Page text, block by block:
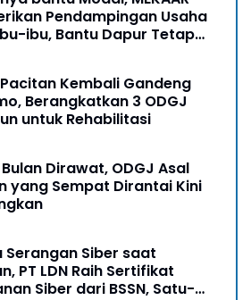
Pendampingan Usaha
ibu, Bantu Dapur Tetap
Kembali Gandeng
Berangkatkan 3 ODGJ
untuk Rehabilitasi
Dirawat, ODGJ Asal
yang Sempat Dirantai Kini
Serangan Siber saat
PT LDN Raih Sertifikat
Siber dari BSSN, Satu-